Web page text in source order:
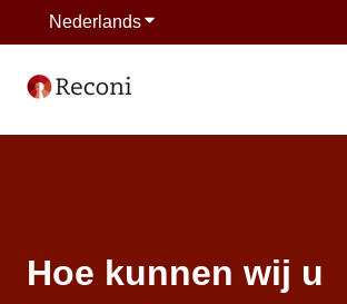
NederlandsSubmenu tonen voor
Hoe kunnen wij u